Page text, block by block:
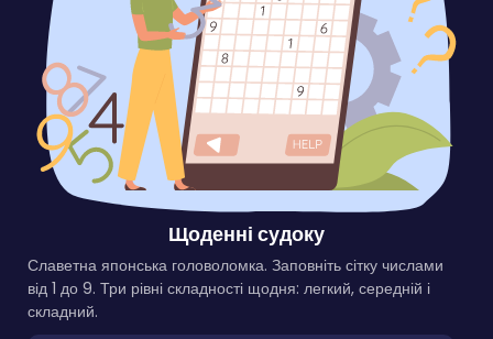
Щоденні судоку
Славетна японська головоломка. Заповніть сітку числами
від 1 до 9. Три рівні складності щодня: легкий, середній і
складний.